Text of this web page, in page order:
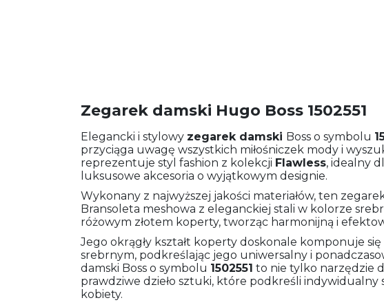
Zegarek damski Hugo Boss 1502551
Elegancki i stylowy zegarek damski Boss o symbolu
przyciąga uwagę wszystkich miłośniczek mody i
reprezentuje styl fashion z kolekcji Flawless, idealny
luksusowe akcesoria o wyjątkowym designie.
Wykonany z najwyższej jakości materiałów, ten
Bransoleta meshowa z eleganckiej stali w kolorze
różowym złotem koperty, tworząc harmonijną i
Jego okrągły kształt koperty doskonale komponuje
srebrnym, podkreślając jego uniwersalny i
damski Boss o symbolu 1502551 to nie tylko narzędzie
prawdziwe dzieło sztuki, które podkreśli indywidualny
kobiety.